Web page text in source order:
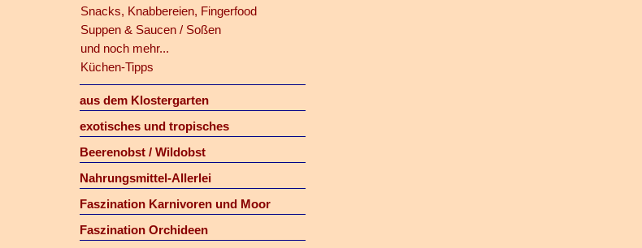
Snacks, Knabbereien, Fingerfood
Suppen & Saucen / Soßen
und noch mehr...
Küchen-Tipps
aus dem Klostergarten
exotisches und tropisches
Beerenobst / Wildobst
Nahrungsmittel-Allerlei
Faszination Karnivoren und Moor
Faszination Orchideen